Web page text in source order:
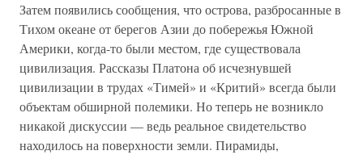
Затем появились сообщения, что острова, разбросанные в
Тихом океане от берегов Азии до побережья Южной
Америки, когда-то были местом, где существовала
цивилизация. Рассказы Платона об исчезнувшей
цивилизации в трудах «Тимей» и «Критий» всегда были
объектам обширной полемики. Но теперь не возникло
никакой дискуссии — ведь реальное свидетельство
находилось на поверхности земли. Пирамиды,